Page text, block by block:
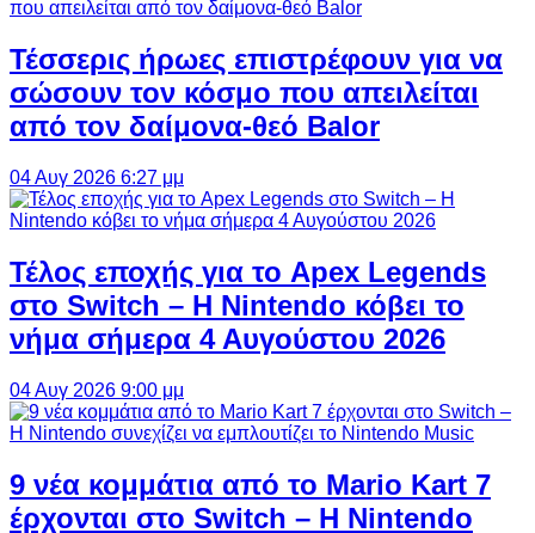
Τέσσερις ήρωες επιστρέφουν για να
σώσουν τον κόσμο που απειλείται
από τον δαίμονα-θεό Balor
04 Αυγ 2026 6:27 μμ
Τέλος εποχής για το Apex Legends
στο Switch – Η Nintendo κόβει το
νήμα σήμερα 4 Αυγούστου 2026
04 Αυγ 2026 9:00 μμ
9 νέα κομμάτια από το Mario Kart 7
έρχονται στο Switch – Η Nintendo